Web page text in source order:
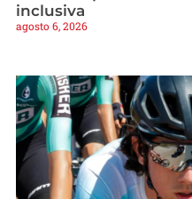
inclusiva
agosto 6, 2026